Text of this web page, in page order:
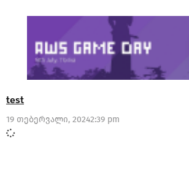
test
19 თებერვალი, 20242:39 pm